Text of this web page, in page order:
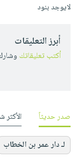
لايوجد بنود
أبرز التعليقات
أكتب تعليقاتك
صدر حديثاً الأكثر
لـ دار عمر بن الخطاب